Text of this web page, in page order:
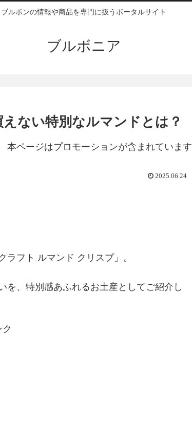
ブルボンの情報や商品を専門に扱うポータルサイト
ブルボニア
ない特別なルマンドとは？
本ページはプロモーションが含まれています
2025.06.24
フト ルマンド クリスプ」。
を、特別感あふれるお土産としてご紹介し